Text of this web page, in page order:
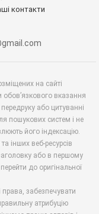
контакти
на сайті
вказання
або цитуванні
пошукових систем і не
його індексацію.
інших веб-ресурсів
або в першому
до оригінальної
забезпечувати
атрибуцію